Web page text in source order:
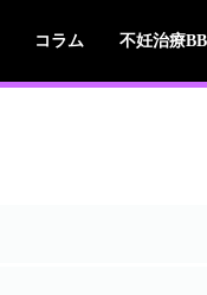
コラム 不妊治療